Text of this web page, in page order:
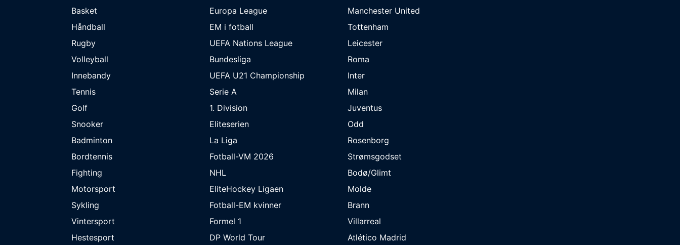
Basket
Håndball
Rugby
Volleyball
Innebandy
Tennis
Golf
Snooker
Badminton
Bordtennis
Fighting
Motorsport
Sykling
Vintersport
Hestesport
Europa League
EM i fotball
UEFA Nations League
Bundesliga
UEFA U21 Championship
Serie A
1. Division
Eliteserien
La Liga
Fotball-VM 2026
NHL
EliteHockey Ligaen
Fotball-EM kvinner
Formel 1
DP World Tour
Manchester United
Tottenham
Leicester
Roma
Inter
Milan
Juventus
Odd
Rosenborg
Strømsgodset
Bodø/Glimt
Molde
Brann
Villarreal
Atlético Madrid